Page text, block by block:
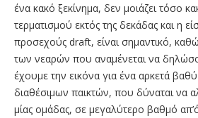
ένα κακό ξεκίνημα, δεν μοιάζει τόσο
τερματισμού εκτός της δεκάδας και η
προσεχούς draft, είναι σημαντικό,
των νεαρών που αναμένεται να
έχουμε την εικόνα για ένα αρκετά
διαθέσιμων παικτών, που δύναται να
μίας ομάδας, σε μεγαλύτερο βαθμό